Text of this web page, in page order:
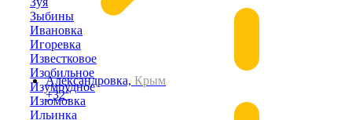
Александровка, Крым
+32°
Зыбины
Ивановка
Игоревка
Известковое
Изобильное
Изумрудное
Изюмовка
Ильинка